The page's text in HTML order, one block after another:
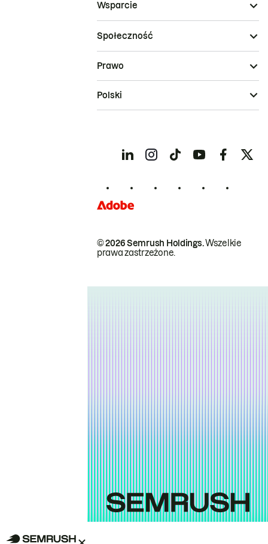
Wsparcie
Społeczność
© 2026 Semrush Holdings.Wszelkie
prawa zastrzeżone.
Prawo
Polski